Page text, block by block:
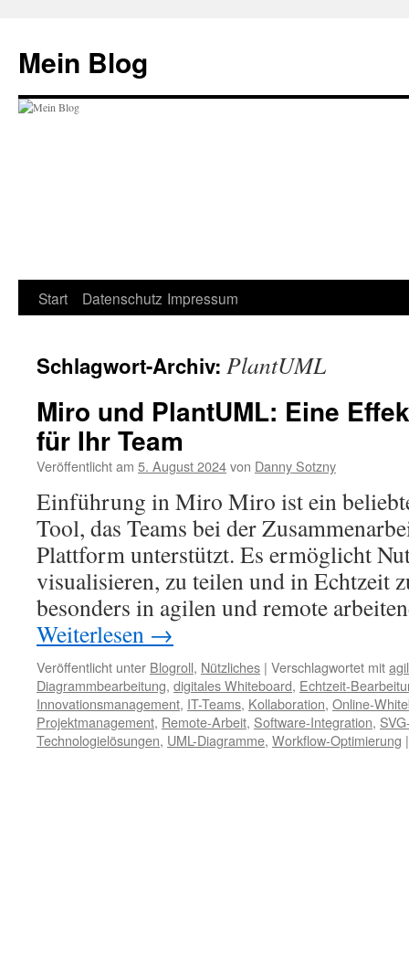
springen
Mein Blog
Start Datenschutz Impressum
Schlagwort-Archiv: PlantUML
Miro und PlantUML: Eine
für Ihr Team
Veröffentlicht am 5. August 2024von Danny Sotzny
Einführung in Miro Miro ist ein
Tool, das Teams bei der
Plattform unterstützt. Es ermöglicht
visualisieren, zu teilen und in Echtzeit
besonders in agilen und remote
Weiterlesen →
Veröffentlicht unter Blogroll, Nützliches | Verschlagwortet mit
Diagrammbearbeitung, digitales Whiteboard, Echtzeit-
Innovationsmanagement, IT-Teams, Kollaboration, Online-
Projektmanagement, Remote-Arbeit, Software-Integration,
Technologielösungen, UML-Diagramme, Workflow-Optimierung |